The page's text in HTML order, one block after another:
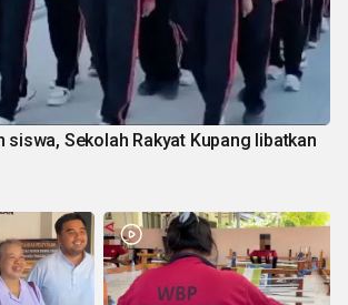
siswa, Sekolah Rakyat Kupang libatkan